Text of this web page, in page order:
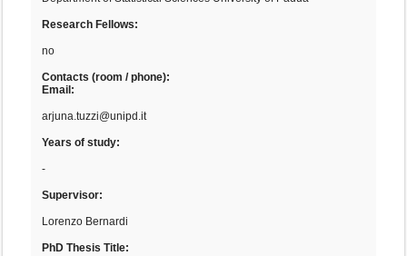
Research Fellows:
no
Contacts (room / phone):
Email:
arjuna.tuzzi@unipd.it
Years of study:
-
Supervisor:
Lorenzo Bernardi
PhD Thesis Title: